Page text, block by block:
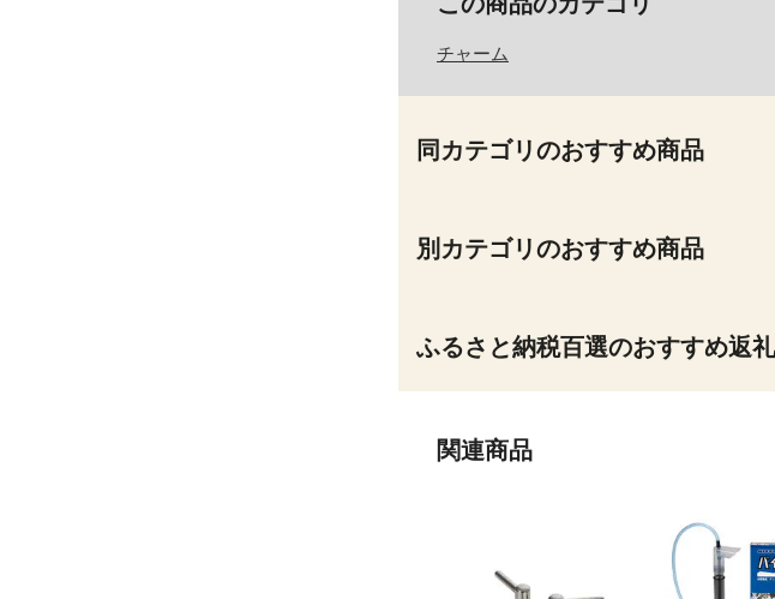
チャーム
同カテゴリのおすすめ商品
別カテゴリのおすすめ商品
ふるさと納税百選のおすすめ返
関連商品